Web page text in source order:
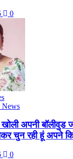
0
News
अपनी बॉलीवुड
चुन रही हूं अपने
0